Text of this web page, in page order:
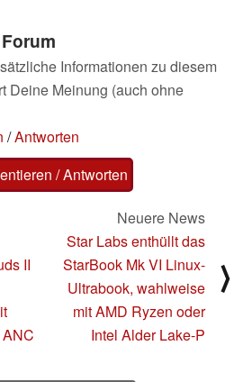
Informationen zu diesem
Deine Meinung (auch ohne
/Antworten
/ Antworten
II
Neuere News
Star Labs enthüllt das
StarBook Mk VI Linux-
Ultrabook, wahlweise
mit AMD Ryzen oder
Intel Alder Lake-P
⟩